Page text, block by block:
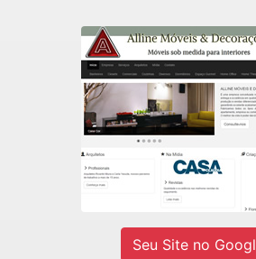
Alline Móveis
Fábrica de móveis sob
Decorações residencial e
Seu Site no